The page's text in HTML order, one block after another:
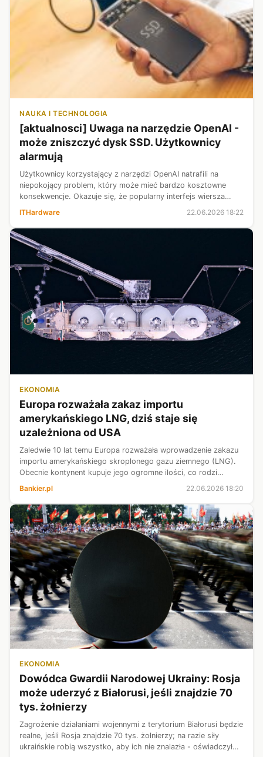
NAUKA I TECHNOLOGIA
[aktualnosci] Uwaga na narzędzie OpenAI -
może zniszczyć dysk SSD. Użytkownicy
alarmują
Użytkownicy korzystający z narzędzi OpenAI natrafili na
niepokojący problem, który może mieć bardzo kosztowne
konsekwencje. Okazuje się, że popularny interfejs wiersza
na dyskach SSD. Wedł...
ITHardware 22.06.2026 18:22
EKONOMIA
Europa rozważała zakaz importu
amerykańskiego LNG, dziś staje się
uzależniona od USA
Zaledwie 10 lat temu Europa rozważała wprowadzenie zakazu
importu amerykańskiego skroplonego gazu ziemnego (LNG).
Obecnie kontynent kupuje jego ogromne ilości, co rodzi
Europejskiej - zauważ...
Bankier.pl 22.06.2026 18:20
EKONOMIA
Dowódca Gwardii Narodowej Ukrainy: Rosja
może uderzyć z Białorusi, jeśli znajdzie 70
tys. żołnierzy
Zagrożenie działaniami wojennymi z terytorium Białorusi będzie
realne, jeśli Rosja znajdzie 70 tys. żołnierzy; na razie siły
ukraińskie robią wszystko, aby ich nie znalazła - oświadczył